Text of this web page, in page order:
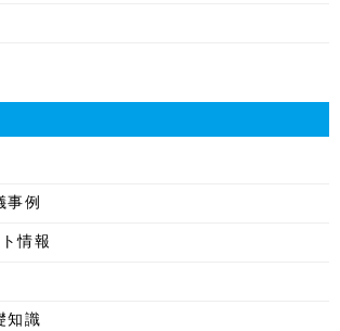
事例
情報
知識